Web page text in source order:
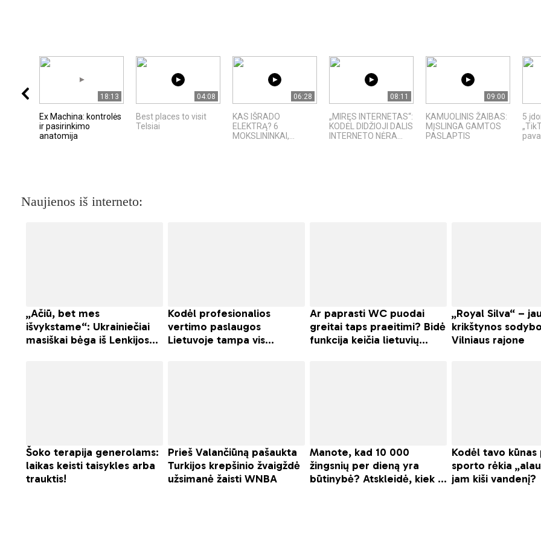
18:13
Ex Machina: kontrolės
ir pasirinkimo
anatomija
04:08
Best places to visit
Telsiai
06:28
KAS IŠRADO
ELEKTRĄ? 6
MOKSLININKAI,...
08:11
„MIRĘS INTERNETAS“:
KODĖL DIDŽIOJI DALIS
INTERNETO NĖRA...
09:00
KAMUOLINIS ŽAIBAS:
MĮSLINGA GAMTOS
PASLAPTIS
5
Naujienos iš interneto: